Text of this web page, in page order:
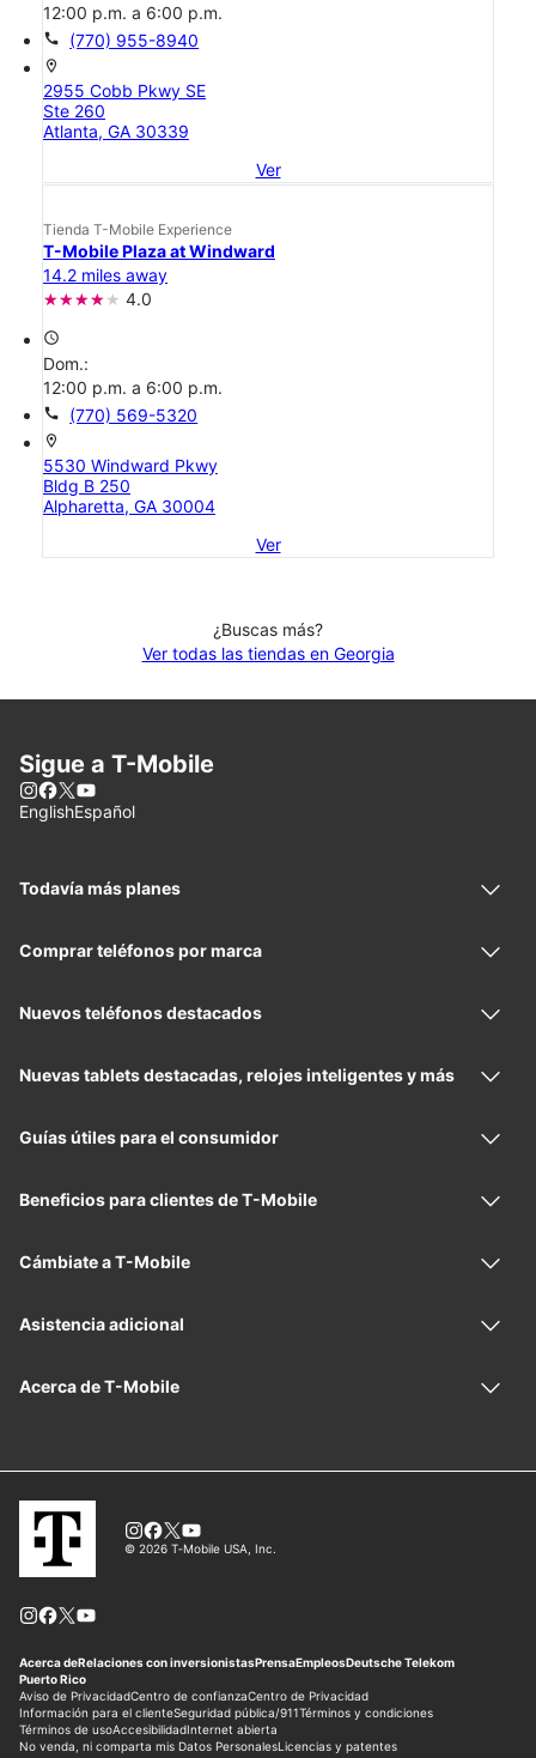
12:00 p.m. a 6:00 p.m.
call (770) 955-8940
location_on
2955 Cobb Pkwy SE
Ste 260
Atlanta, GA 30339
Ver
Tienda T-Mobile Experience
T-Mobile Plaza at Windward
14.2 miles away
4.0
access_time
Dom.:
12:00 p.m. a 6:00 p.m.
call (770) 569-5320
location_on
5530 Windward Pkwy
Bldg B 250
Alpharetta, GA 30004
Ver
¿Buscas más?
Ver todas las tiendas en Georgia